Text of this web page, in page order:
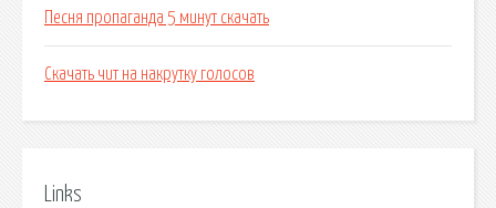
Песня пропаганда 5 минут скачать
Скачать чит на накрутку голосов
Links